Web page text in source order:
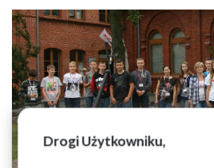
Drogi Użytkowniku,